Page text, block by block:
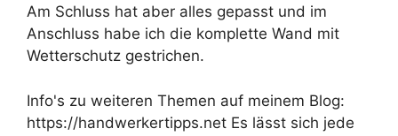
Am Schluss hat aber alles gepasst und im
Anschluss habe ich die komplette Wand mit
Wetterschutz gestrichen.
Info's zu weiteren Themen auf meinem Blog:
https://handwerkertipps.net Es lässt sich jede